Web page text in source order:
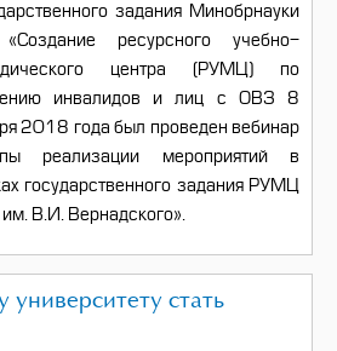
задания Минобрнауки
ресурсного учебно-
центра (РУМЦ) по
инвалидов и лиц с ОВЗ 8
2018 года был проведен вебинар
реализации мероприятий в
государственного задания РУМЦ
В.И. Вернадского».
стать